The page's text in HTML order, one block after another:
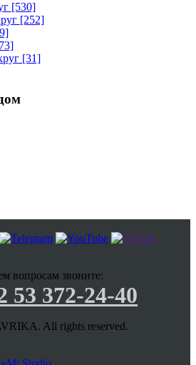
[530]
[252]
[31]
вопросам звоните:
53 372-24-40
All rights reserved.